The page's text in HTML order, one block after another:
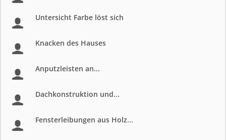
Untersicht Farbe löst sich
Knacken des Hauses
Anputzleisten an...
Dachkonstruktion und...
Fensterleibungen aus Holz...